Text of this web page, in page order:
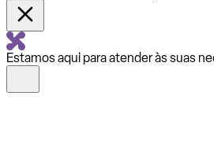
Estamos aqui para atender às suas